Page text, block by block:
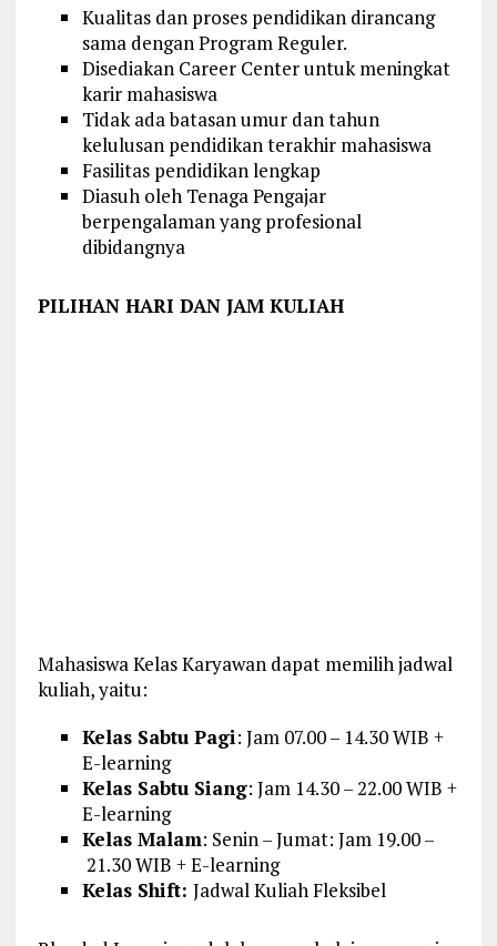
Kualitas dan proses pendidikan dirancang
sama dengan Program Reguler.
Disediakan Career Center untuk meningkat
karir mahasiswa
Tidak ada batasan umur dan tahun
kelulusan pendidikan terakhir mahasiswa
Fasilitas pendidikan lengkap
Diasuh oleh Tenaga Pengajar
berpengalaman yang profesional
dibidangnya
PILIHAN HARI DAN JAM KULIAH
Mahasiswa Kelas Karyawan dapat memilih jadwal
kuliah, yaitu:
Kelas Sabtu Pagi: Jam 07.00 – 14.30 WIB +
E-learning
Kelas Sabtu Siang: Jam 14.30 – 22.00 WIB +
E-learning
Kelas Malam: Senin – Jumat: Jam 19.00 –
21.30 WIB + E-learning
Kelas Shift: Jadwal Kuliah Fleksibel